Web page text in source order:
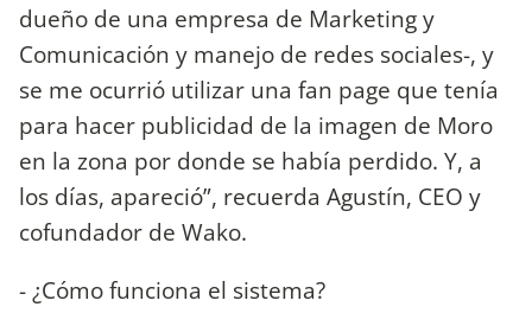
dueño de una empresa de Marketing y
Comunicación y manejo de redes sociales-, y
se me ocurrió utilizar una fan page que tenía
para hacer publicidad de la imagen de Moro
en la zona por donde se había perdido. Y, a
los días, apareció”, recuerda Agustín, CEO y
cofundador de Wako.
- ¿Cómo funciona el sistema?